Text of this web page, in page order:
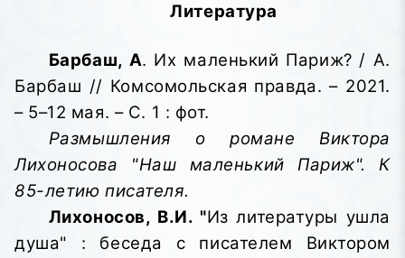
Литература
Барбаш, А. Их маленький Париж? / А.
Барбаш // Комсомольская правда. – 2021.
– 5–12 мая. – С. 1 : фот.
Размышления о романе Виктора
Лихоносова "Наш маленький Париж". К
85-летию писателя.
Лихоносов, В.И. "Из литературы ушла
душа" : беседа с писателем Виктором